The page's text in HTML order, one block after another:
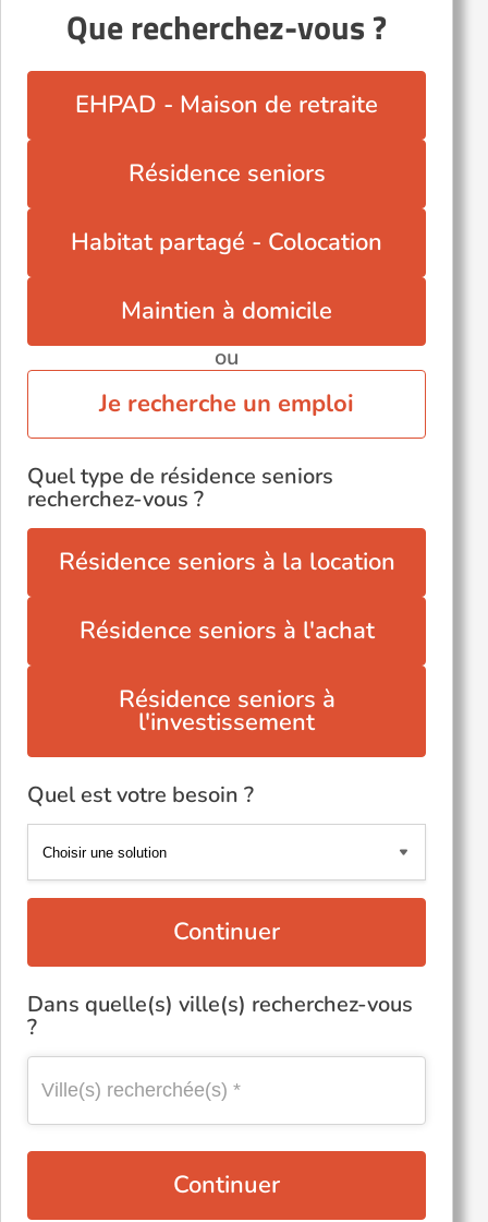
Orvault (44700)
Rezé (44400)
Saint-Père-en-Retz (44320)
Thouaré-sur-Loire (44470)
Vigneux-de-Bretagne (44360)
Que recherchez-vous ?
EHPAD - Maison de retraite
Résidence seniors
Habitat partagé - Colocation
Maintien à domicile
ou
Je recherche un emploi
Quel type de résidence seniors
recherchez-vous ?
Résidence seniors à la location
Résidence seniors à l'achat
Résidence seniors à
l'investissement
Quel est votre besoin ?
Continuer
Dans quelle(s) ville(s) recherchez-vous
?
Continuer